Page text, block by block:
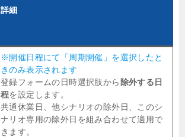
詳細
※開催日程にて「周期開催」を選択したと
きのみ表示されます
登録フォームの日時選択肢から 除外する日
程を設定します。
共通休業日、他シナリオの除外日、このシ
ナリオ専用の除外日を組み合わせて適用で
きます。